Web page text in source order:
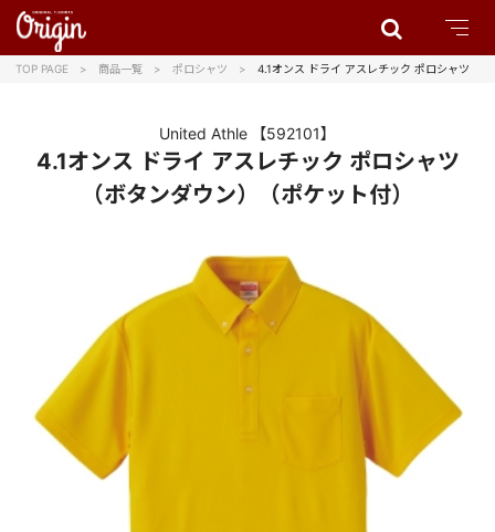
TOP PAGE 商品一覧 ポロシャツ 4.1オンス ドライ アスレチック ポロシャツ （
United Athle 【592101】
4.1オンス ドライ アスレチック ポロシャツ
（ボタンダウン）（ポケット付）